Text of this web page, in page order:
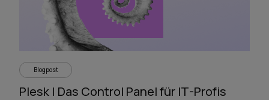
Blogpost
Plesk | Das Control Panel für IT-Profis